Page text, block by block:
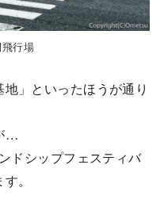
行場
」といったほうが通り
…
ドシップフェスティバ
。